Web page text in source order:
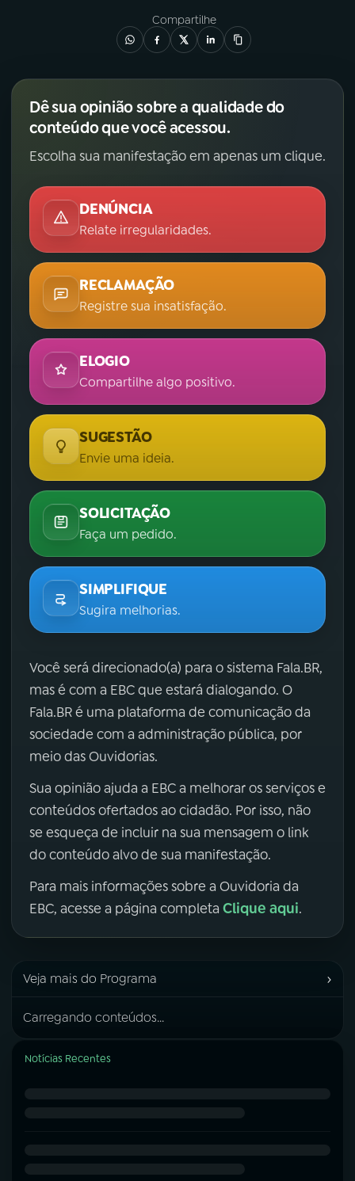
Compartilhe
Dê sua opinião sobre a qualidade do
conteúdo que você acessou.
Escolha sua manifestação em apenas um clique.
DENÚNCIA
Relate irregularidades.
RECLAMAÇÃO
Registre sua insatisfação.
ELOGIO
Compartilhe algo positivo.
SUGESTÃO
Envie uma ideia.
SOLICITAÇÃO
Faça um pedido.
SIMPLIFIQUE
Sugira melhorias.
Você será direcionado(a) para o sistema Fala.BR,
mas é com a EBC que estará dialogando. O
Fala.BR é uma plataforma de comunicação da
sociedade com a administração pública, por
meio das Ouvidorias.
Sua opinião ajuda a EBC a melhorar os serviços e
conteúdos ofertados ao cidadão. Por isso, não
se esqueça de incluir na sua mensagem o link
do conteúdo alvo de sua manifestação.
Para mais informações sobre a Ouvidoria da
EBC, acesse a página completa Clique aqui.
Veja mais do Programa ›
Carregando conteúdos...
Notícias Recentes